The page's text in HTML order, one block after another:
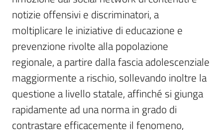
Per
i
cittadini
notizie offensivi e discriminatori, a
moltiplicare le iniziative di educazione e
prevenzione rivolte alla popolazione
regionale, a partire dalla fascia adolescenziale
maggiormente a rischio, sollevando inoltre la
questione a livello statale, affinché si giunga
rapidamente ad una norma in grado di
contrastare efficacemente il fenomeno,